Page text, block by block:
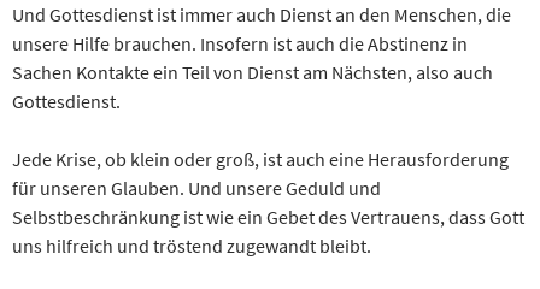
Und Gottesdienst ist immer auch Dienst an den Menschen, die
unsere Hilfe brauchen. Insofern ist auch die Abstinenz in
Sachen Kontakte ein Teil von Dienst am Nächsten, also auch
Gottesdienst.
Jede Krise, ob klein oder groß, ist auch eine Herausforderung
für unseren Glauben. Und unsere Geduld und
Selbstbeschränkung ist wie ein Gebet des Vertrauens, dass Gott
uns hilfreich und tröstend zugewandt bleibt.